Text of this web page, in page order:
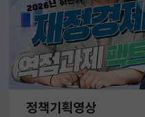
정책기획영상